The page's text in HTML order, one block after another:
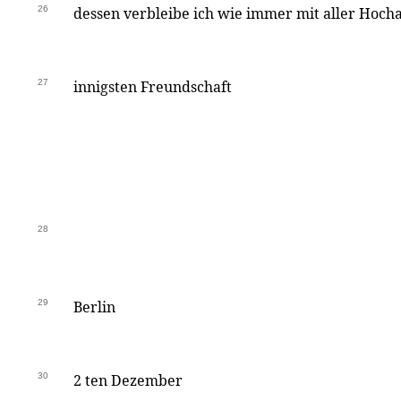
26 dessen verbleibe ich wie immer mit aller
27 innigsten Freundschaft
28
29 Berlin
30 2 ten Dezember